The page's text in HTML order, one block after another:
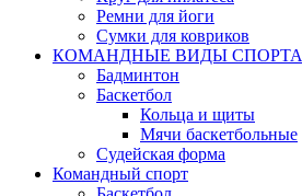
Ремни для йоги
Сумки для ковриков
КОМАНДНЫЕ ВИДЫ СПОРТА
Бадминтон
Баскетбол
Кольца и щиты
Мячи баскетбольные
Судейская форма
Командный спорт